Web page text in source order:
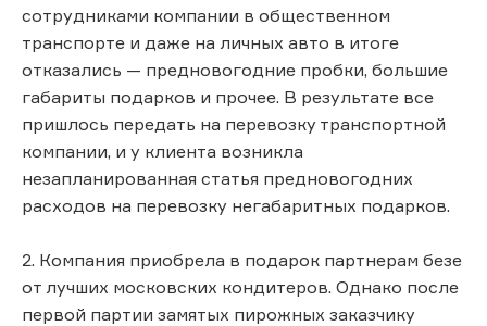
сотрудниками компании в общественном
транспорте и даже на личных авто в итоге
отказались — предновогодние пробки, большие
габариты подарков и прочее. В результате все
пришлось передать на перевозку транспортной
компании, и у клиента возникла
незапланированная статья предновогодних
расходов на перевозку негабаритных подарков.
2. Компания приобрела в подарок партнерам безе
от лучших московских кондитеров. Однако после
первой партии замятых пирожных заказчику